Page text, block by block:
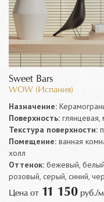
Sweet Bars
WOW (Испания)
Назначение:
Поверхность: глянцевая,
Текстура поверхности:
Помещение: ванная
холл
Оттенок: бежевый,
розовый, серый, синий,
Цена от 11 150 руб./